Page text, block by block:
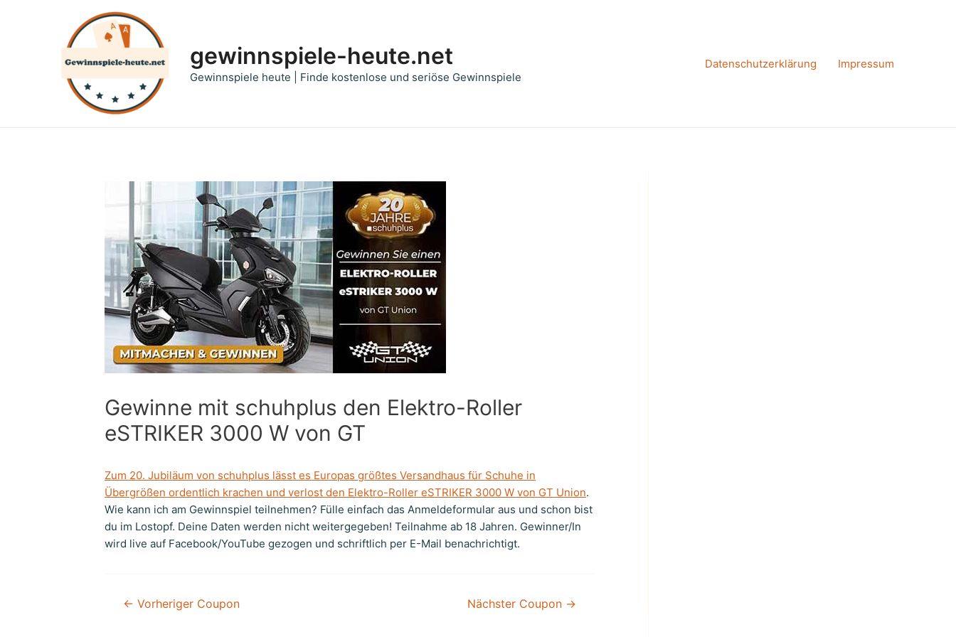
gewinnspiele-heute.net
Gewinnspiele heute | Finde kostenlose und seriöse Gewinnspiele
Datenschutzerklärung Impressum
Gewinne mit schuhplus den Elektro-Roller
eSTRIKER 3000 W von GT
Zum 20. Jubiläum von schuhplus lässt es Europas größtes Versandhaus für Schuhe in
Übergrößen ordentlich krachen und verlost den Elektro-Roller eSTRIKER 3000 W von GT Union.
Wie kann ich am Gewinnspiel teilnehmen? Fülle einfach das Anmeldeformular aus und schon bist
du im Lostopf. Deine Daten werden nicht weitergegeben! Teilnahme ab 18 Jahren. Gewinner/In
wird live auf Facebook/YouTube gezogen und schriftlich per E-Mail benachrichtigt.
← Vorheriger Coupon Nächster Coupon →